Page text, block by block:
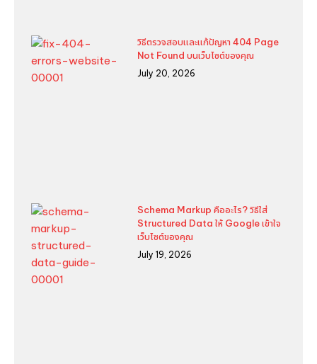
วิธีตรวจสอบและแก้ปัญหา 404 Page
Not Found บนเว็บไซต์ของคุณ
July 20, 2026
Schema Markup คืออะไร? วิธีใส่
Structured Data ให้ Google เข้าใจ
เว็บไซต์ของคุณ
July 19, 2026